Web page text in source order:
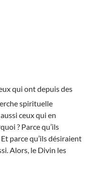
qui ont depuis des
spirituelle
ceux qui en
? Parce qu’ils
parce qu’ils désiraient
Alors, le Divin les